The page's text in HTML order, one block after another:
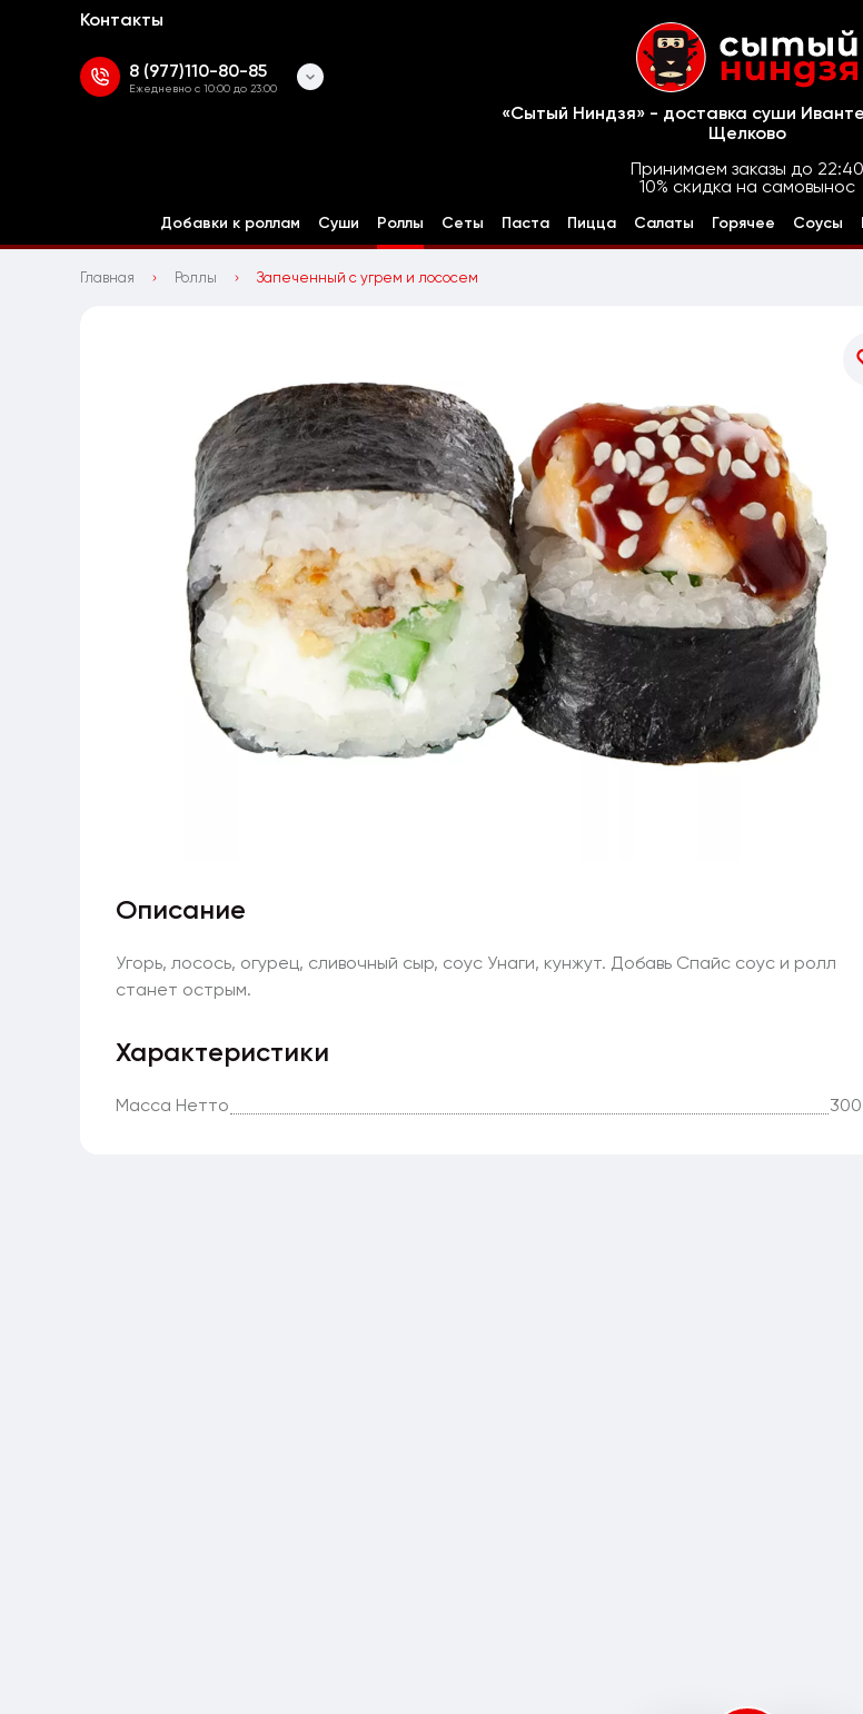
Контакты
8 (977)110-80-85
Ежедневно с 10:00 до 23:00
«Сытый Ниндзя» - доставка суши
Щелково
Принимаем заказы до 22:40
10% скидка на самовынос
Добавки к роллам Суши Роллы Сеты Паста Пицца Салаты Горячее Соусы
Главная Роллы Запеченный с угрем и лососем
Описание
Угорь, лосось, огурец, сливочный сыр, соус Унаги, кунжут. Добавь Спайс соус и ролл
станет острым.
Характеристики
Масса Нетто 300